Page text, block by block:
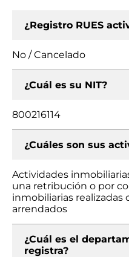
¿Registro RUES
No / Cancelado
¿Cuál es su NIT?
800216114
¿Cuáles son sus
Actividades
una retribución o por
inmobiliarias realizadas
arrendados
¿Cuál es el
registra?